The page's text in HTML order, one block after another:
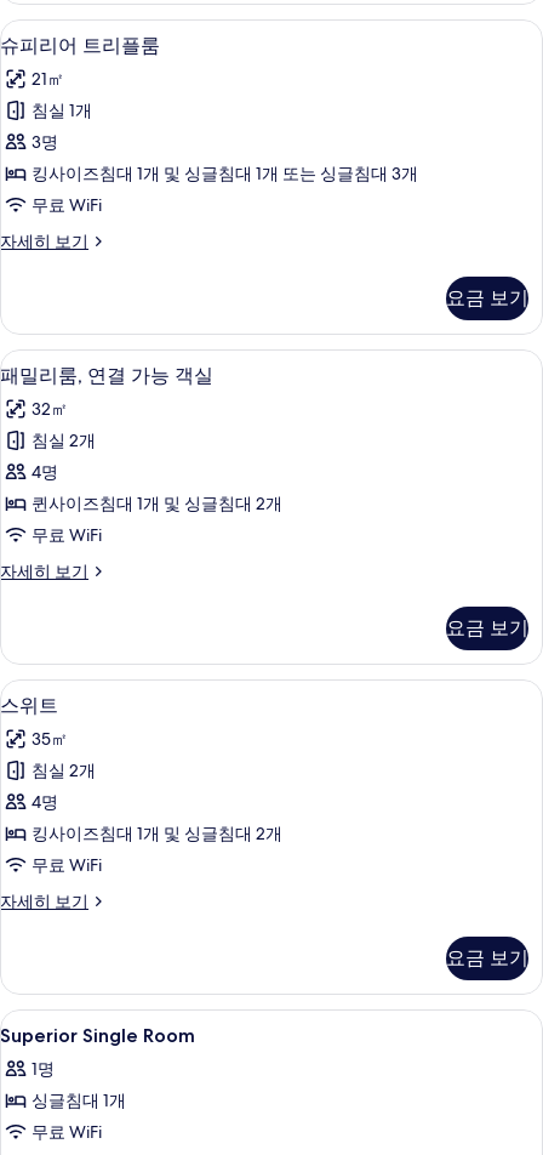
두
보
기
블
룸
자
세
히
보
기
슈
피
리
어
트
리
룸
진
모
두
보
기
슈피리어 트리플룸 | 고급 침구, 필로
6
슈피리어 트리플룸
21㎡
침실 1개
3명
킹사이즈침대 1개 및 싱글침대 1개 또는 싱글침대 3개
무료 WiFi
자세히 보기
슈
트
리
플
룸
자
세
히
보
기
요금 보기
패
밀
리
룸,
연
결
능
실
사
진
모
두
보
기
고급 침구, 필로우탑 침대, 객실 내 금고
6
패밀리룸, 연결 가능 객실
32㎡
침실 2개
4명
퀸사이즈침대 1개 및 싱글침대 2개
무료 WiFi
자세히 보기
패
연
결
가
객
실
자
세
히
보
기
요금 보기
스
위
트
사
진
모
보
고급 침구, 필로우탑 침대, 객실 내 금고
5
스위트
35㎡
침실 2개
4명
킹사이즈침대 1개 및 싱글침대 2개
무료 WiFi
자세히 보기
스
세
히
보
요금 보기
Superior
Single
Room
사
진
4
Superior Single Room
1명
싱글침대 1개
무료 WiFi